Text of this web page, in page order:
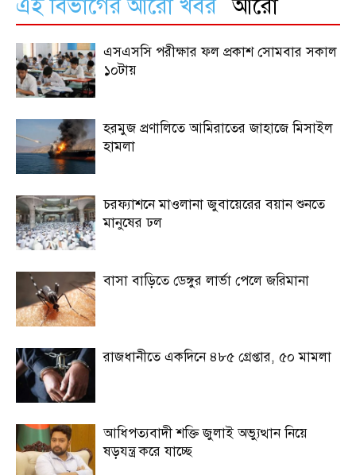
এই বিভাগের আরো খবর আরো
এসএসসি পরীক্ষার ফল প্রকাশ সোমবার সকাল
১০টায়
হরমুজ প্রণালিতে আমিরাতের জাহাজে মিসাইল
হামলা
চরফ্যাশনে মাওলানা জুবায়েরের বয়ান শুনতে
মানুষের ঢল
বাসা বাড়িতে ডেঙ্গুর লার্ভা পেলে জরিমানা
রাজধানীতে একদিনে ৪৮৫ গ্রেপ্তার, ৫০ মামলা
আধিপত্যবাদী শক্তি জুলাই অভ্যুত্থান নিয়ে
ষড়যন্ত্র করে যাচ্ছে